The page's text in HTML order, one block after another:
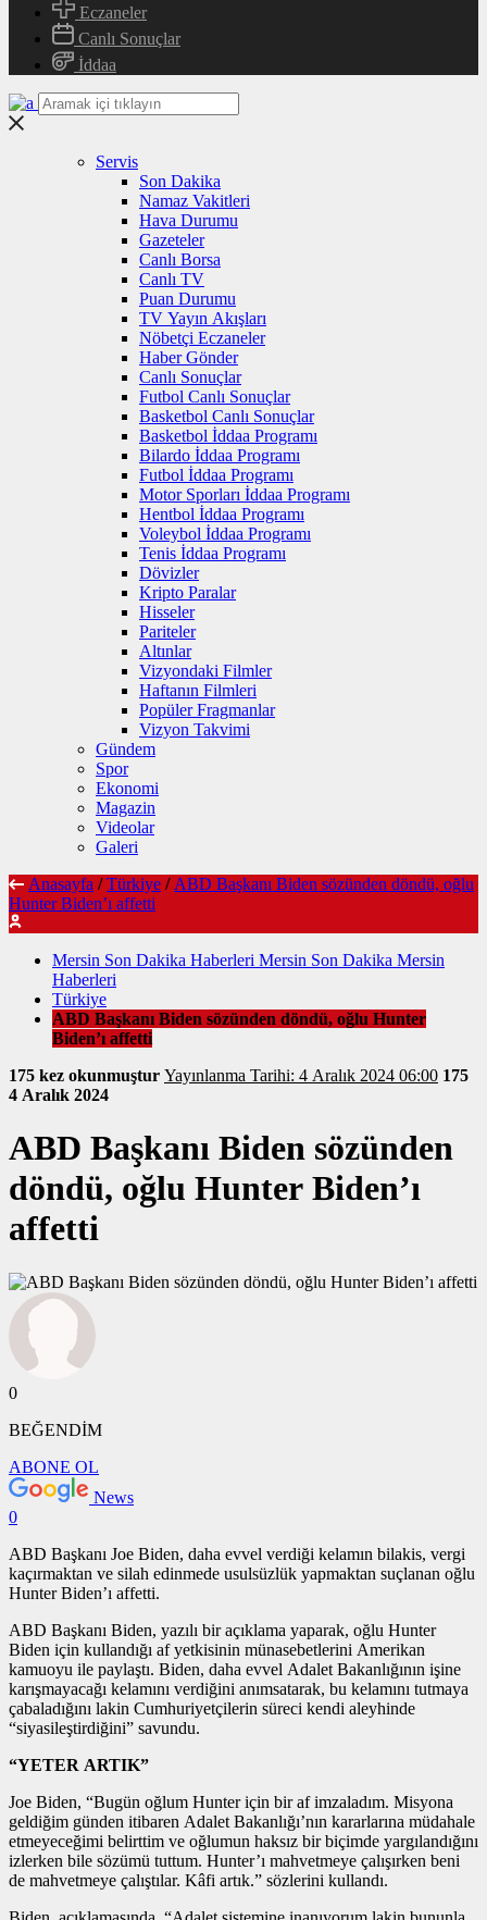
Eczaneler
Canlı Sonuçlar
İddaa
Servis
Son Dakika
Namaz Vakitleri
Hava Durumu
Gazeteler
Canlı Borsa
Canlı TV
Puan Durumu
TV Yayın Akışları
Nöbetçi Eczaneler
Haber Gönder
Canlı Sonuçlar
Futbol Canlı Sonuçlar
Basketbol Canlı Sonuçlar
Basketbol İddaa Programı
Bilardo İddaa Programı
Futbol İddaa Programı
Motor Sporları İddaa Programı
Hentbol İddaa Programı
Voleybol İddaa Programı
Tenis İddaa Programı
Dövizler
Kripto Paralar
Hisseler
Pariteler
Altınlar
Vizyondaki Filmler
Haftanın Filmleri
Popüler Fragmanlar
Vizyon Takvimi
Gündem
Spor
Ekonomi
Magazin
Videolar
Galeri
Anasayfa / Türkiye / ABD Başkanı Biden sözünden döndü, oğlu
Hunter Biden’ı affetti
Mersin Son Dakika Haberleri Mersin Son Dakika Mersin
Haberleri
Türkiye
ABD Başkanı Biden sözünden döndü, oğlu Hunter
Biden’ı affetti
175 kez okunmuştur
Yayınlanma Tarihi: 4 Aralık 2024 06:00 175
4 Aralık 2024
ABD Başkanı Biden sözünden
döndü, oğlu Hunter Biden’ı
affetti
0
BEĞENDİM
ABONE OL
News
0
ABD Başkanı Joe Biden, daha evvel verdiği kelamın bilakis, vergi
kaçırmaktan ve silah edinmede usulsüzlük yapmaktan suçlanan oğlu
Hunter Biden’ı affetti.
ABD Başkanı Biden, yazılı bir açıklama yaparak, oğlu Hunter
Biden için kullandığı af yetkisinin münasebetlerini Amerikan
kamuoyu ile paylaştı. Biden, daha evvel Adalet Bakanlığının işine
karışmayacağı kelamını verdiğini anımsatarak, bu kelamını tutmaya
çabaladığını lakin Cumhuriyetçilerin süreci kendi aleyhinde
“siyasileştirdiğini” savundu.
“YETER ARTIK”
Joe Biden, “Bugün oğlum Hunter için bir af imzaladım. Misyona
geldiğim günden itibaren Adalet Bakanlığı’nın kararlarına müdahale
etmeyeceğimi belirttim ve oğlumun haksız bir biçimde yargılandığını
izlerken bile sözümü tuttum. Hunter’ı mahvetmeye çalışırken beni
de mahvetmeye çalıştılar. Kâfi artık.” sözlerini kullandı.